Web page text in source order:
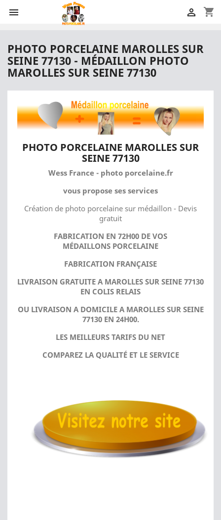
 shopping_cart

PHOTO PORCELAINE MAROLLES SUR
SEINE 77130 - MÉDAILLON PHOTO
MAROLLES SUR SEINE 77130
PHOTO PORCELAINE MAROLLES SUR
SEINE 77130
Wess France - photo porcelaine.fr
vous propose ses services
Création de photo porcelaine sur médaillon - Devis
gratuit
FABRICATION EN 72H00 DE VOS
MÉDAILLONS PORCELAINE
FABRICATION FRANÇAISE
LIVRAISON GRATUITE A MAROLLES SUR SEINE 77130
EN COLIS RELAIS
OU LIVRAISON A DOMICILE A MAROLLES SUR SEINE
77130 EN 24H00.
LES MEILLEURS TARIFS DU NET
COMPAREZ LA QUALITÉ ET LE SERVICE